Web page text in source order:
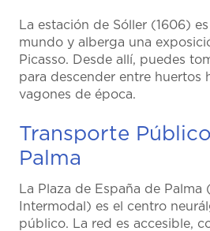
La estación de Sóller (1606)
mundo y alberga una
Picasso. Desde allí, puedes
para descender entre huertos
vagones de época.
Transporte
Palma
La Plaza de España de Palma
Intermodal) es el centro
público. La red es accesible,